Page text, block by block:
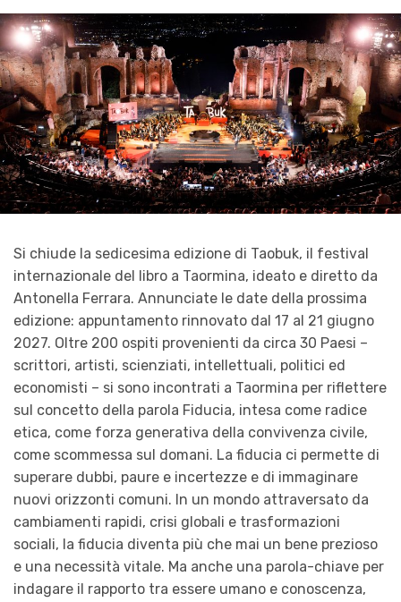
Si chiude la sedicesima edizione di Taobuk, il festival
internazionale del libro a Taormina, ideato e diretto da
Antonella Ferrara. Annunciate le date della prossima
edizione: appuntamento rinnovato dal 17 al 21 giugno
2027. Oltre 200 ospiti provenienti da circa 30 Paesi –
scrittori, artisti, scienziati, intellettuali, politici ed
economisti – si sono incontrati a Taormina per riflettere
sul concetto della parola Fiducia, intesa come radice
etica, come forza generativa della convivenza civile,
come scommessa sul domani. La fiducia ci permette di
superare dubbi, paure e incertezze e di immaginare
nuovi orizzonti comuni. In un mondo attraversato da
cambiamenti rapidi, crisi globali e trasformazioni
sociali, la fiducia diventa più che mai un bene prezioso
e una necessità vitale. Ma anche una parola-chiave per
indagare il rapporto tra essere umano e conoscenza,